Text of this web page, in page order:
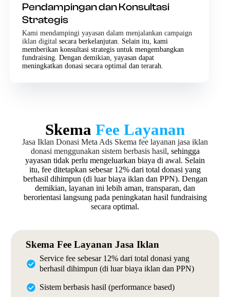
Pendampingan dan Konsultasi
Strategis
Kami mendampingi yayasan dalam menjalankan campaign
iklan digital secara berkelanjutan. Selain itu, kami
memberikan konsultasi strategis untuk mengembangkan
fundraising. Dengan demikian, yayasan dapat
meningkatkan donasi secara optimal dan terarah.
Skema Fee Layanan
Jasa Iklan Donasi Meta Ads Skema fee layanan jasa iklan
donasi menggunakan sistem berbasis hasil, sehingga
yayasan tidak perlu mengeluarkan biaya di awal. Selain
itu, fee ditetapkan sebesar 12% dari total donasi yang
berhasil dihimpun (di luar biaya iklan dan PPN). Dengan
demikian, layanan ini lebih aman, transparan, dan
berorientasi langsung pada peningkatan hasil fundraising
secara optimal.
Skema Fee Layanan Jasa Iklan
Service fee sebesar 12% dari total donasi yang
berhasil dihimpun (di luar biaya iklan dan PPN)
Sistem berbasis hasil (performance based)